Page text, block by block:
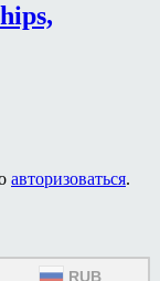
авторизоваться.